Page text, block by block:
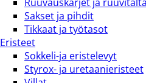
Sakset ja pihdit
Tikkaat ja työtasot
Eristeet
Sokkeli-ja eristelevyt
Styrox- ja uretaanieristeet